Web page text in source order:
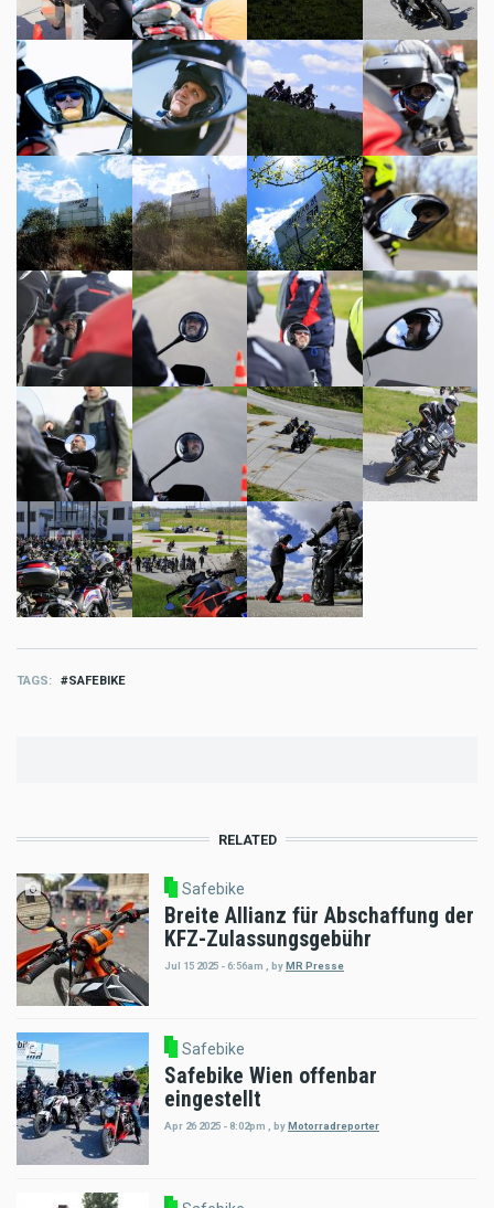
TAGS SAFEBIKE
RELATED
Safebike
Breite Allianz für Abschaffung der
KFZ-Zulassungsgebühr
Jul 15 2025 - 6:56am , by MR Presse
Safebike
Safebike Wien offenbar
eingestellt
Apr 26 2025 - 8:02pm byMotorradreporter